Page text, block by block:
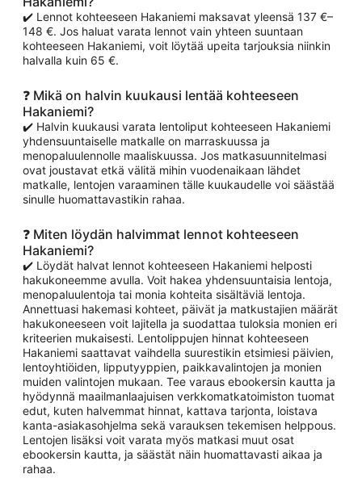
✔️ Lennot kohteeseen Hakaniemi maksavat yleensä 137 €–
148 €. Jos haluat varata lennot vain yhteen suuntaan
kohteeseen Hakaniemi, voit löytää upeita tarjouksia niinkin
halvalla kuin 65 €.
❓ Mikä on halvin kuukausi lentää kohteeseen
Hakaniemi?
✔️ Halvin kuukausi varata lentoliput kohteeseen Hakaniemi
yhdensuuntaiselle matkalle on marraskuussa ja
menopaluulennolle maaliskuussa. Jos matkasuunnitelmasi
ovat joustavat etkä välitä mihin vuodenaikaan lähdet
matkalle, lentojen varaaminen tälle kuukaudelle voi säästää
sinulle huomattavastikin rahaa.
❓ Miten löydän halvimmat lennot kohteeseen
Hakaniemi?
✔️ Löydät halvat lennot kohteeseen Hakaniemi helposti
hakukoneemme avulla. Voit hakea yhdensuuntaisia lentoja,
menopaluulentoja tai monia kohteita sisältäviä lentoja.
Annettuasi hakemasi kohteet, päivät ja matkustajien määrät
hakukoneeseen voit lajitella ja suodattaa tuloksia monien eri
kriteerien mukaisesti. Lentolippujen hinnat kohteeseen
Hakaniemi saattavat vaihdella suurestikin etsimiesi päivien,
lentoyhtiöiden, lipputyyppien, paikkavalintojen ja monien
muiden valintojen mukaan. Tee varaus ebookersin kautta ja
hyödynnä maailmanlaajuisen verkkomatkatoimiston tuomat
edut, kuten halvemmat hinnat, kattava tarjonta, loistava
kanta-asiakasohjelma sekä varauksen tekemisen helppous.
Lentojen lisäksi voit varata myös matkasi muut osat
ebookersin kautta, ja säästät näin huomattavasti aikaa ja
rahaa.